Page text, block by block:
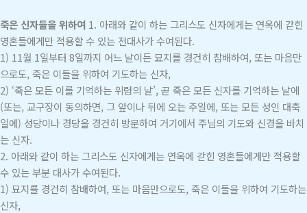
죽은 신자들을 위하여 1. 아래와 같이 하는 그리스도 신자에게는 연옥에 갇힌
영혼들에게만 적용할 수 있는 전대사가 수여된다.
1) 11월 1일부터 8일까지 어느 날이든 묘지를 경건히 참배하여, 또는 마음만
으로도, 죽은 이들을 위하여 기도하는 신자,
2) ‘죽은 모든 이를 기억하는 위령의 날’, 곧 죽은 모든 신자를 기억하는 날에
(또는, 교구장이 동의하면, 그 앞이나 뒤에 오는 주일에, 또는 모든 성인 대축
일에) 성당이나 경당을 경건히 방문하여 거기에서 주님의 기도와 신경을 바치
는 신자.
2. 아래와 같이 하는 그리스도 신자에게는 연옥에 갇힌 영혼들에게만 적용할
수 있는 부분 대사가 수여된다.
1) 묘지를 경건히 참배하여, 또는 마음만으로도, 죽은 이들을 위하여 기도하는
신자,